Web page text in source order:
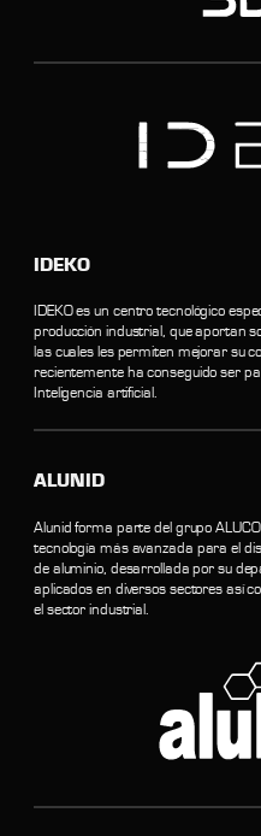
IDEKO
IDEKO es un centro tecnológico
producción industrial, que aportan
las cuales les permiten mejorar su
recientemente ha conseguido ser
Inteligencia artificial.
ALUNID
Alunid forma parte del grupo
tecnología más avanzada para el
de aluminio, desarrollada por su
aplicados en diversos sectores así
el sector industrial.